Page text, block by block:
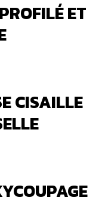
ET
CISAILLE